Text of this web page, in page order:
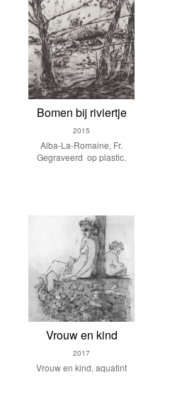
Bomen bij riviertje
2015
Alba-La-Romaine, Fr.
Gegraveerd op plastic.
Vrouw en kind
2017
Vrouw en kind, aquatint